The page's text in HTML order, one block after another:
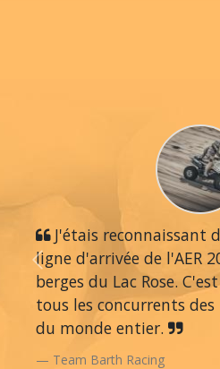
J'étais reconnaissant
ligne d'arrivée de l'AER
berges du Lac Rose.
tous les concurrents
du monde entier.
Team Barth Racing
Previous